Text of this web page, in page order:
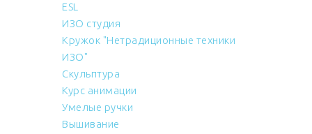
ESL
ИЗО студия
Кружок "Нетрадиционные техники
ИЗО"
Скульптура
Курс анимации
Умелые ручки
Вышивание